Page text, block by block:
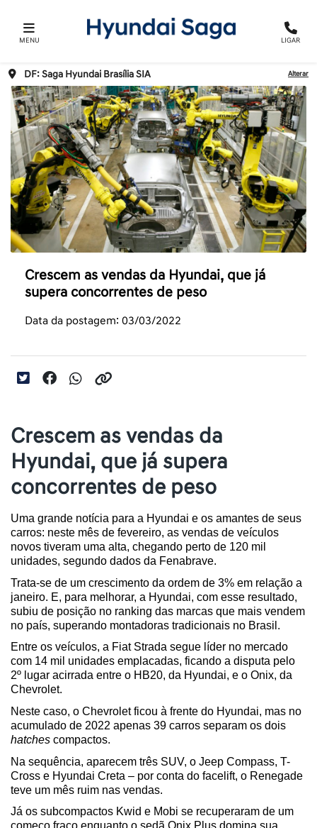
MENU LIGAR
DF: Saga Hyundai Brasília SIA Alterar
Crescem as vendas da Hyundai, que já
supera concorrentes de peso
Data da postagem: 03/03/2022
Crescem as vendas da
Hyundai, que já supera
concorrentes de peso
Uma grande notícia para a Hyundai e os amantes de seus
carros: neste mês de fevereiro, as vendas de veículos
novos tiveram uma alta, chegando perto de 120 mil
unidades, segundo dados da Fenabrave.
Trata-se de um crescimento da ordem de 3% em relação a
janeiro. E, para melhorar, a Hyundai, com esse resultado,
subiu de posição no ranking das marcas que mais vendem
no país, superando montadoras tradicionais no Brasil.
Entre os veículos, a Fiat Strada segue líder no mercado
com 14 mil unidades emplacadas, ficando a disputa pelo
2º lugar acirrada entre o HB20, da Hyundai, e o Onix, da
Chevrolet.
Neste caso, o Chevrolet ficou à frente do Hyundai, mas no
hatches compactos.
Na sequência, aparecem três SUV, o Jeep Compass, T-
Cross e Hyundai Creta – por conta do facelift, o Renegade
teve um mês ruim nas vendas.
Já os subcompactos Kwid e Mobi se recuperaram de um